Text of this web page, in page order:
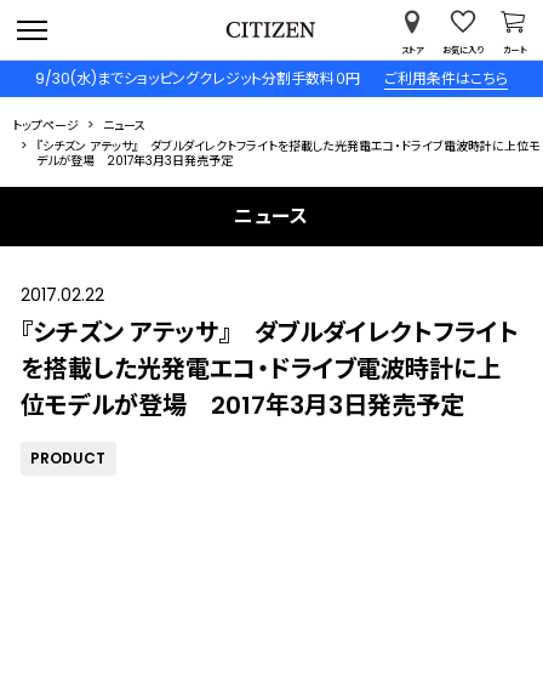
9/30(水)までショッピングクレジット分割手数料０円 ご利用条件はこちら
ストア お気に入り カート
トップページ
ニュース
『シチズン アテッサ』 ダブルダイレクトフライトを搭載した光発電エコ・ドライブ電波時計に上位モ
デルが登場 2017年3月3日発売予定
ニュース
2017.02.22
『シチズン アテッサ』 ダブルダイレクトフライト
を搭載した光発電エコ・ドライブ電波時計に上
位モデルが登場 2017年3月3日発売予定
PRODUCT